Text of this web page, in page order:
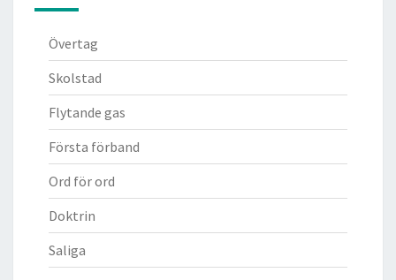
Övertag
Skolstad
Flytande gas
Första förband
Ord för ord
Doktrin
Saliga